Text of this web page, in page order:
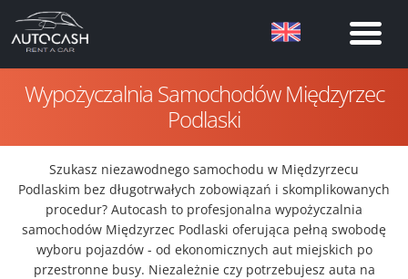
Wypożyczalnia Samochodów Międzyrzec
Podlaski
Szukasz niezawodnego samochodu w Międzyrzecu
Podlaskim bez długotrwałych zobowiązań i skomplikowanych
procedur? Autocash to profesjonalna wypożyczalnia
samochodów Międzyrzec Podlaski oferująca pełną swobodę
wyboru pojazdów - od ekonomicznych aut miejskich po
przestronne busy. Niezależnie czy potrzebujesz auta na